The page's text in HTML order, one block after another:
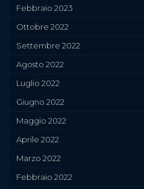
Febbraio 2023
Ottobre 2022
Settembre 2022
Agosto 2022
Luglio 2022
Giugno 2022
Maggio 2022
Aprile 2022
Marzo 2022
Febbraio 2022